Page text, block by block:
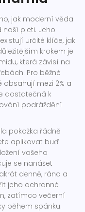
jak moderní věda
pleti. Jeho
určité klíče, jak
krokem je
která závisí na
Pro běžné
mezi 2% a
dostatečná k
podráždění
pokožka řádně
aplikovat buď
vašeho
se nanášet
denně, ráno a
jeho ochranné
zatímco večerní
během spánku.